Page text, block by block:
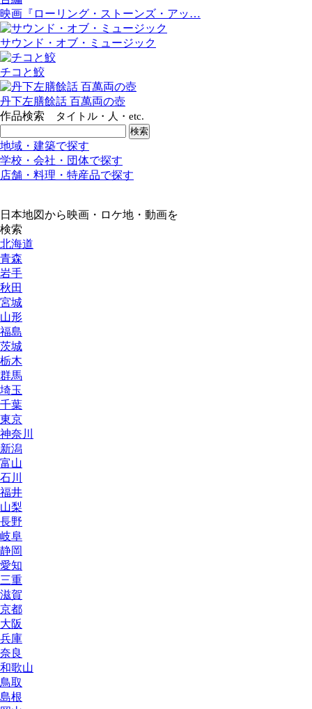
映画『ローリング・ストーンズ・アッ…
サウンド・オブ・ミュージック
チコと鮫
丹下左膳餘話 百萬両の壺
作品検索
タイトル・人・etc.
地域・建築で探す
学校・会社・団体で探す
店舗・料理・特産品で探す
日本地図から映画・ロケ地・動画を
検索
北海道
青森
岩手
秋田
宮城
山形
福島
茨城
栃木
群馬
埼玉
千葉
東京
神奈川
新潟
富山
石川
福井
山梨
長野
岐阜
静岡
愛知
三重
滋賀
京都
大阪
兵庫
奈良
和歌山
鳥取
島根